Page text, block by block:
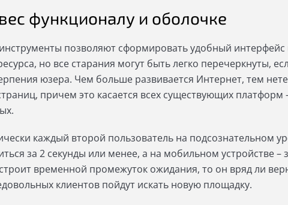
функционалу и оболочке
позволяют сформировать удобный интерфейс
но все старания могут быть легко перечеркнуты,
юзера. Чем больше развивается Интернет, тем
причем это касается всех существующих платформ
каждый второй пользователь на подсознательном
за 2 секунды или менее, а на мобильном устройстве –
временной промежуток ожидания, то он вряд ли
клиентов пойдут искать новую площадку.